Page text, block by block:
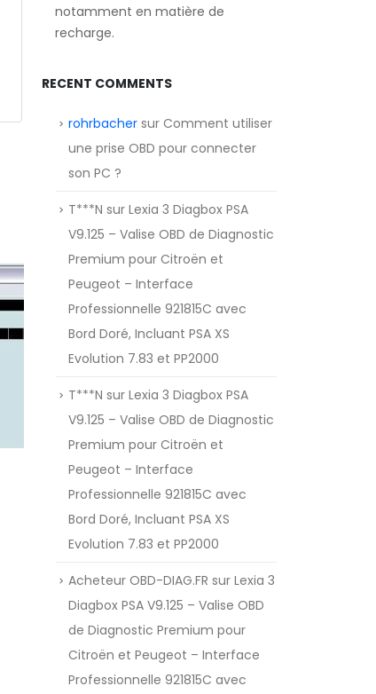
notamment en matière de
recharge.
RECENT COMMENTS
rohrbacher sur Comment utiliser
une prise OBD pour connecter
son PC ?
T***N sur Lexia 3 Diagbox PSA
V9.125 – Valise OBD de Diagnostic
Premium pour Citroën et
Peugeot – Interface
Professionnelle 921815C avec
Bord Doré, Incluant PSA XS
Evolution 7.83 et PP2000
T***N sur Lexia 3 Diagbox PSA
V9.125 – Valise OBD de Diagnostic
Premium pour Citroën et
Peugeot – Interface
Professionnelle 921815C avec
Bord Doré, Incluant PSA XS
Evolution 7.83 et PP2000
Acheteur OBD-DIAG.FR sur Lexia 3
Diagbox PSA V9.125 – Valise OBD
de Diagnostic Premium pour
Citroën et Peugeot – Interface
Professionnelle 921815C avec